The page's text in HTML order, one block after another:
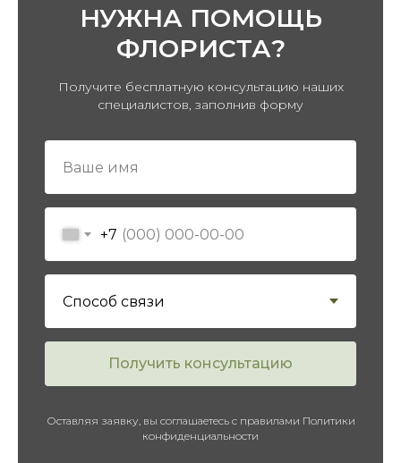
НУЖНА ПОМОЩЬ
ФЛОРИСТА?
Получите бесплатную консультацию наших
специалистов, заполнив форму
+7
Получить консультацию
Оставляя заявку, вы соглашаетесь с правилами Политики
конфиденциальности
ПЕРЕЙТИ В КАТАЛОГ